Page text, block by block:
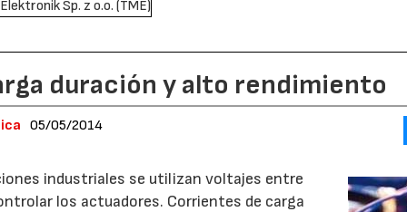
duración y alto rendimiento
05/05/2014
industriales se utilizan voltajes entre
los actuadores. Corrientes de carga